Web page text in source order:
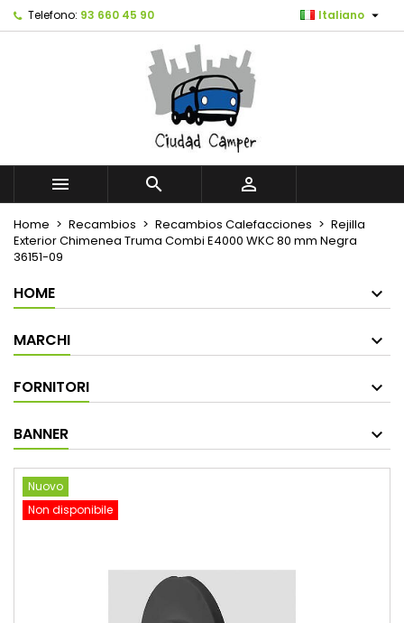
Telefono: 93 660 45 90 Italiano 
  
Home Recambios Recambios Calefacciones
Rejilla
Exterior Chimenea Truma Combi E4000 WKC 80 mm Negra
36151-09
HOME
MARCHI
FORNITORI
BANNER
Nuovo
Non disponibile